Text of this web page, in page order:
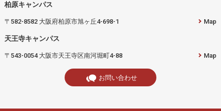
柏原キャンパス
〒582-8582 大阪府柏原市旭ヶ丘4-698-1 Map
天王寺キャンパス
〒543-0054 大阪市天王寺区南河堀町4-88 Map
お問い合わせ